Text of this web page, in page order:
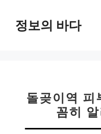
정보의 바다
돌곶이역 피
꼼히